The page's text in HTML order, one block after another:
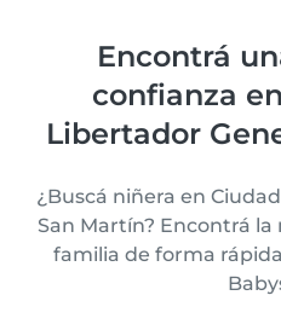
Encontrá
confianza
Libertador
¿Buscá niñera en
San Martín? Encontrá
familia de forma